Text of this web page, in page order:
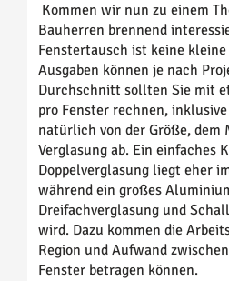
Kommen wir nun zu einem
Bauherren brennend
Fenstertausch ist keine
Ausgaben können je nach
Durchschnitt sollten Sie mit
pro Fenster rechnen,
natürlich von der Größe, dem
Verglasung ab. Ein einfaches
Doppelverglasung liegt eher
während ein großes
Dreifachverglasung und
wird. Dazu kommen die
Region und Aufwand
Fenster betragen können.